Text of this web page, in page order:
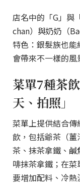
店名中的「G」與
chan）與奶奶（
特色：銀髮族也
會帶來不一樣的風
菜單7種茶
天、拍照」
菜單上提供結合
飲，包括爺茶（
茶、抹茶拿鐵、
啡抹茶拿鐵；在
要增加配料、冷熱